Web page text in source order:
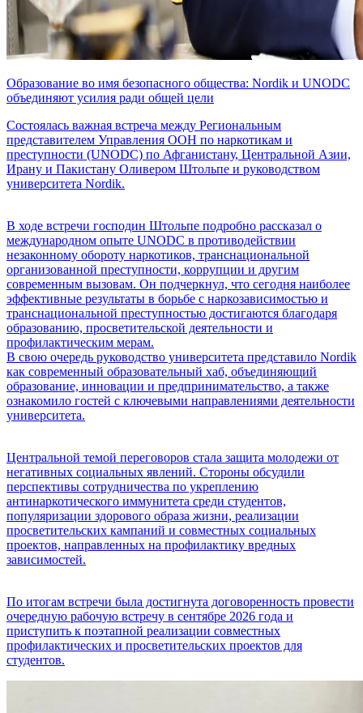
Образование во имя безопасного общества: Nordik и UNODC
объединяют усилия ради общей цели
Состоялась важная встреча между Региональным
представителем Управления ООН по наркотикам и
преступности (UNODC) по Афганистану, Центральной Азии,
Ирану и Пакистану Оливером Штольпе и руководством
университета Nordik.
В ходе встречи господин Штольпе подробно рассказал о
международном опыте UNODC в противодействии
незаконному обороту наркотиков, транснациональной
организованной преступности, коррупции и другим
современным вызовам. Он подчеркнул, что сегодня наиболее
эффективные результаты в борьбе с наркозависимостью и
транснациональной преступностью достигаются благодаря
образованию, просветительской деятельности и
профилактическим мерам.
В свою очередь руководство университета представило Nordik
как современный образовательный хаб, объединяющий
образование, инновации и предпринимательство, а также
ознакомило гостей с ключевыми направлениями деятельности
университета.
Центральной темой переговоров стала защита молодежи от
негативных социальных явлений. Стороны обсудили
перспективы сотрудничества по укреплению
антинаркотического иммунитета среди студентов,
популяризации здорового образа жизни, реализации
просветительских кампаний и совместных социальных
проектов, направленных на профилактику вредных
зависимостей.
По итогам встречи была достигнута договоренность провести
очередную рабочую встречу в сентябре 2026 года и
приступить к поэтапной реализации совместных
профилактических и просветительских проектов для
студентов.